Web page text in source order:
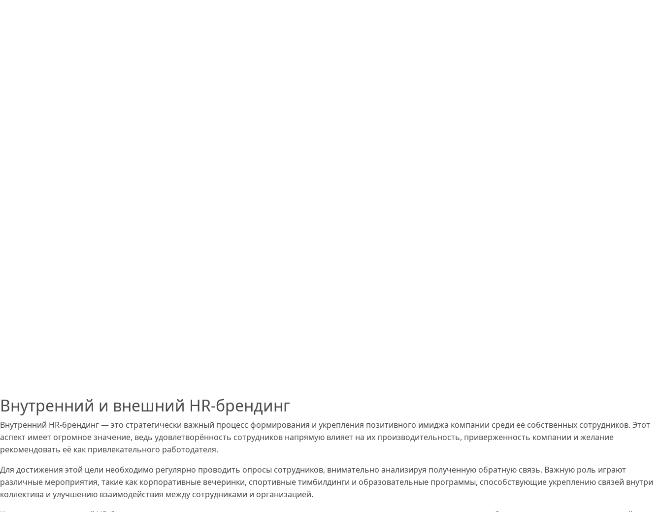
Внутренний и внешний HR-брендинг
Внутренний HR-брендинг — это стратегически важный процесс формирования и укрепления позитивного имиджа компании среди её собственных сотрудников. Этот
аспект имеет огромное значение, ведь удовлетворённость сотрудников напрямую влияет на их производительность, приверженность компании и желание
рекомендовать её как привлекательного работодателя.
Для достижения этой цели необходимо регулярно проводить опросы сотрудников, внимательно анализируя полученную обратную связь. Важную роль играют
различные мероприятия, такие как корпоративные вечеринки, спортивные тимбилдинги и образовательные программы, способствующие укреплению связей внутри
коллектива и улучшению взаимодействия между сотрудниками и организацией.